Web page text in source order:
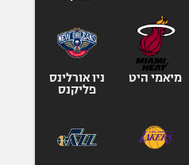
אופניים
ספורט מוטורי
כדורמים
בייסבול MLB
ספורט אתגרי
מיאמי היט
ניו אורלינס
פליקנס